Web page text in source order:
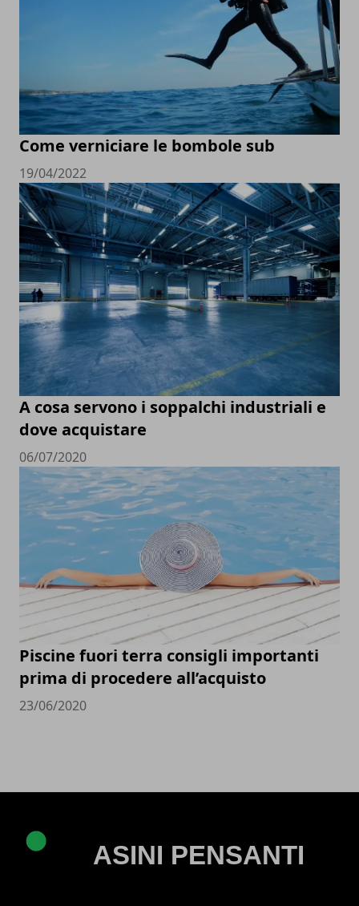
Come verniciare le bombole sub
19/04/2022
A cosa servono i soppalchi industriali e
dove acquistare
06/07/2020
Piscine fuori terra consigli importanti
prima di procedere all’acquisto
23/06/2020